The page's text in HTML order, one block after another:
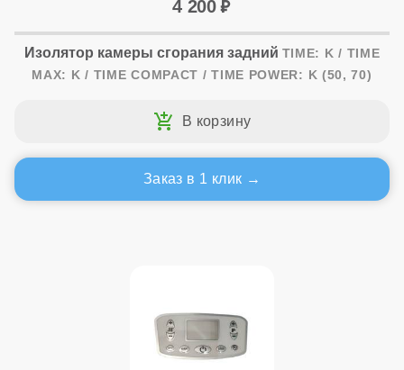
4 200
Изолятор камеры сгорания задний TIME: K / TIME
MAX: K / TIME COMPACT / TIME POWER: K (50, 70)
Заказ в 1 клик